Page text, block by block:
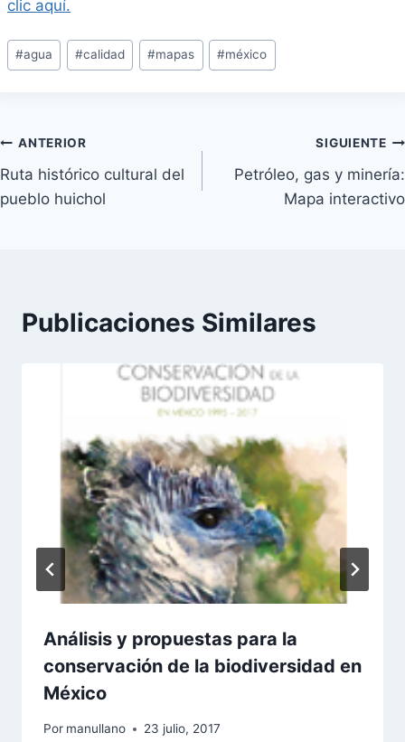
clic aquí.
Etiquetas
de
#agua #calidad #mapas #méxico
Navegación
de
ANTERIOR
Ruta histórico cultural del
pueblo huichol
SIGUIENTE
Petróleo, gas y minería:
Mapa interactivo
Publicaciones Similares
Análisis y propuestas para la
conservación de la biodiversidad en
México
Por manullano 23 julio, 2017